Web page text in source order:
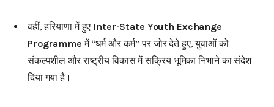
वहीं, हरियाणा में हुए Inter-State Youth Exchange
Programme में “धर्म और कर्म” पर जोर देते हुए, युवाओं को
संकल्पशील और राष्ट्रीय विकास में सक्रिय भूमिका निभाने का संदेश
दिया गया है।